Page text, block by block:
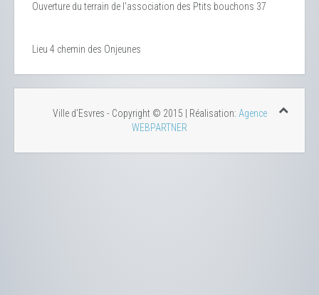
Ouverture du terrain de l'association des Ptits bouchons 37
Lieu 4 chemin des Onjeunes
Ville d'Esvres - Copyright © 2015 | Réalisation: Agence
WEBPARTNER